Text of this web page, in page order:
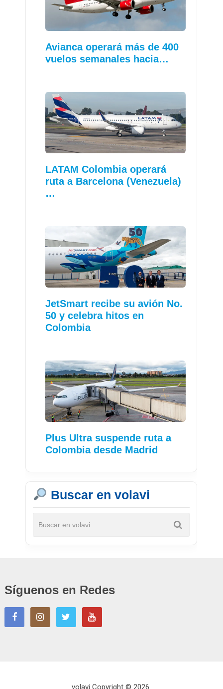
Avianca operará más de 400
vuelos semanales hacia…
LATAM Colombia operará
ruta a Barcelona (Venezuela)
…
JetSmart recibe su avión No.
50 y celebra hitos en
Colombia
Plus Ultra suspende ruta a
Colombia desde Madrid
Buscar en volavi
Síguenos en Redes
volavi Copyright © 2026.